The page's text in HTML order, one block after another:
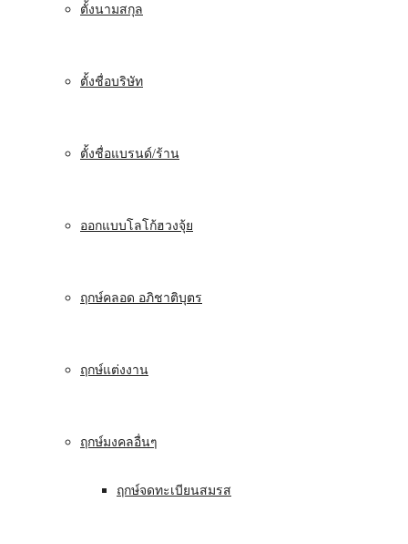
ตั้งนามสกุล
ตั้งชื่อบริษัท
ตั้งชื่อแบรนด์/ร้าน
ออกแบบโลโก้ฮวงจุ้ย
ฤกษ์คลอด อภิชาติบุตร
ฤกษ์แต่งงาน
ฤกษ์มงคลอื่นๆ
ฤกษ์จดทะเบียนสมรส